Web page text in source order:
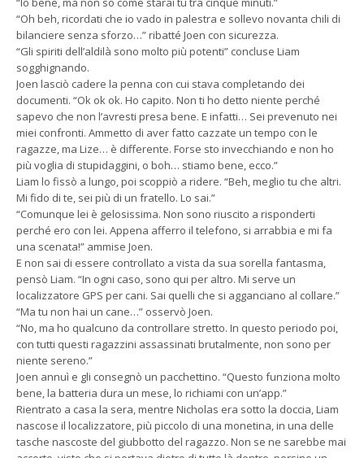
“Oh beh, ricordati che io vado in palestra e sollevo novanta chili di
bilanciere senza sforzo…” ribatté Joen con sicurezza.
“Gli spiriti dell’aldilà sono molto più potenti” concluse Liam
sogghignando.
Joen lasciò cadere la penna con cui stava completando dei
documenti. “Ok ok ok. Ho capito. Non ti ho detto niente perché
sapevo che non l’avresti presa bene. E infatti… Sei prevenuto nei
miei confronti. Ammetto di aver fatto cazzate un tempo con le
ragazze, ma Lize… è differente. Forse sto invecchiando e non ho
più voglia di stupidaggini, o boh… stiamo bene, ecco.”
Liam lo fissò a lungo, poi scoppiò a ridere. “Beh, meglio tu che altri.
Mi fido di te, sei più di un fratello. Lo sai.”
“Comunque lei è gelosissima. Non sono riuscito a risponderti
perché ero con lei. Appena afferro il telefono, si arrabbia e mi fa
una scenata!” ammise Joen.
E non sai di essere controllato a vista da sua sorella fantasma,
pensò Liam. “In ogni caso, sono qui per altro. Mi serve un
localizzatore GPS per cani. Sai quelli che si agganciano al collare.”
“Ma tu non hai un cane…” osservò Joen.
“No, ma ho qualcuno da controllare stretto. In questo periodo poi,
con tutti questi ragazzini assassinati brutalmente, non sono per
niente sereno.”
Joen annuì e gli consegnò un pacchettino. “Questo funziona molto
bene, la batteria dura un mese, lo richiami con un’app.”
Rientrato a casa la sera, mentre Nicholas era sotto la doccia, Liam
nascose il localizzatore, più piccolo di una monetina, in una delle
tasche nascoste del giubbotto del ragazzo. Non se ne sarebbe mai